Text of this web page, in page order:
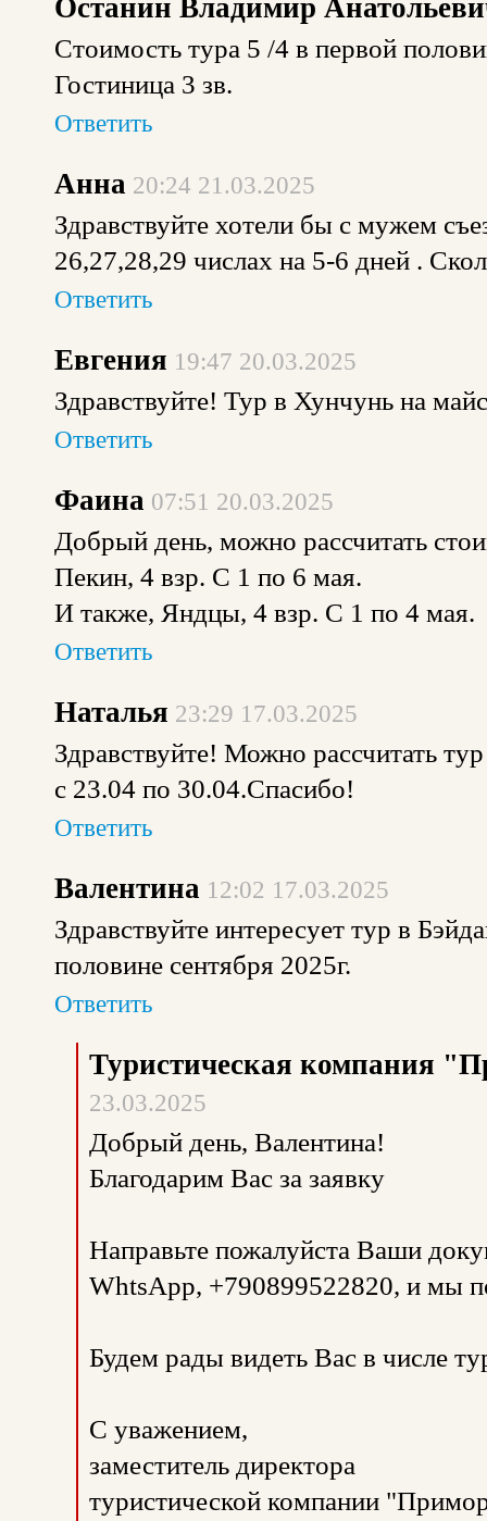
Останин Владимир
Стоимость тура 5 /4 в первой
Гостиница 3 зв.
Ответить
Анна 20:24 21.03.2025
Здравствуйте хотели бы с мужем
26,27,28,29 числах на 5-6 дней .
Ответить
Евгения 19:47 20.03.2025
Здравствуйте! Тур в Хунчунь на
Ответить
Фаина 07:51 20.03.2025
Добрый день, можно рассчитать
Пекин, 4 взр. С 1 по 6 мая.
И также, Яндцы, 4 взр. С 1 по 4 мая.
Ответить
Наталья 23:29 17.03.2025
Здравствуйте! Можно рассчитать
с 23.04 по 30.04.Спасибо!
Ответить
Валентина 12:02 17.03.2025
Здравствуйте интересует тур в
половине сентября 2025г.
Ответить
Туристическая компания
23.03.2025
Добрый день, Валентина!
Благодарим Вас за заявку
Направьте пожалуйста Ваши
WhtsApp, +790899522820, и мы
Будем рады видеть Вас в числе
С уважением,
заместитель директора
туристической компании